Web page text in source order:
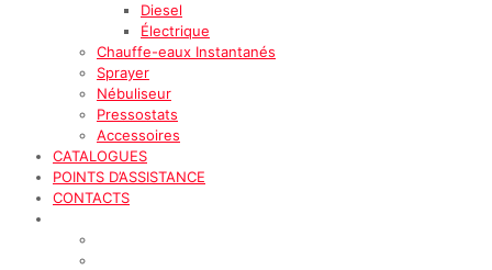
Diesel
Électrique
Chauffe-eaux Instantanés
Sprayer
Nébuliseur
Pressostats
Accessoires
CATALOGUES
POINTS D’ASSISTANCE
CONTACTS